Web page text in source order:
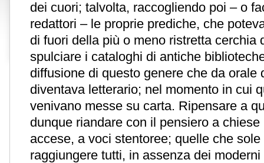
dei cuori; talvolta, raccogliendo poi – o
redattori – le proprie prediche, che
di fuori della più o meno ristretta cerchia
spulciare i cataloghi di antiche
diffusione di questo genere che da orale
diventava letterario; nel momento in cui
venivano messe su carta. Ripensare a
dunque riandare con il pensiero a
accese, a voci stentoree; quelle che
raggiungere tutti, in assenza dei